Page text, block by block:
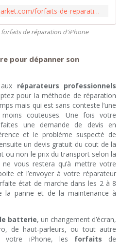
https://www.best-price-market.com/forfaits-de-reparation-iphone-c102x3809072
forfaits de réparation d'iPhone
pour dépanner son
réparateurs professionnels
pour la méthode de réparation
mais qui est sans conteste l’une
couteuses. Une fois votre
une demande de devis en
et le problème suspecté de
un devis gratuit du cout de la
ou non le prix du transport selon la
vous restera qu’à mettre votre
et l’envoyer à votre réparateur
état de marche dans les 2 à 8
la panne et de la maintenance à
batterie, un changement d’écran,
de haut-parleurs, ou tout autre
votre iPhone, les forfaits de